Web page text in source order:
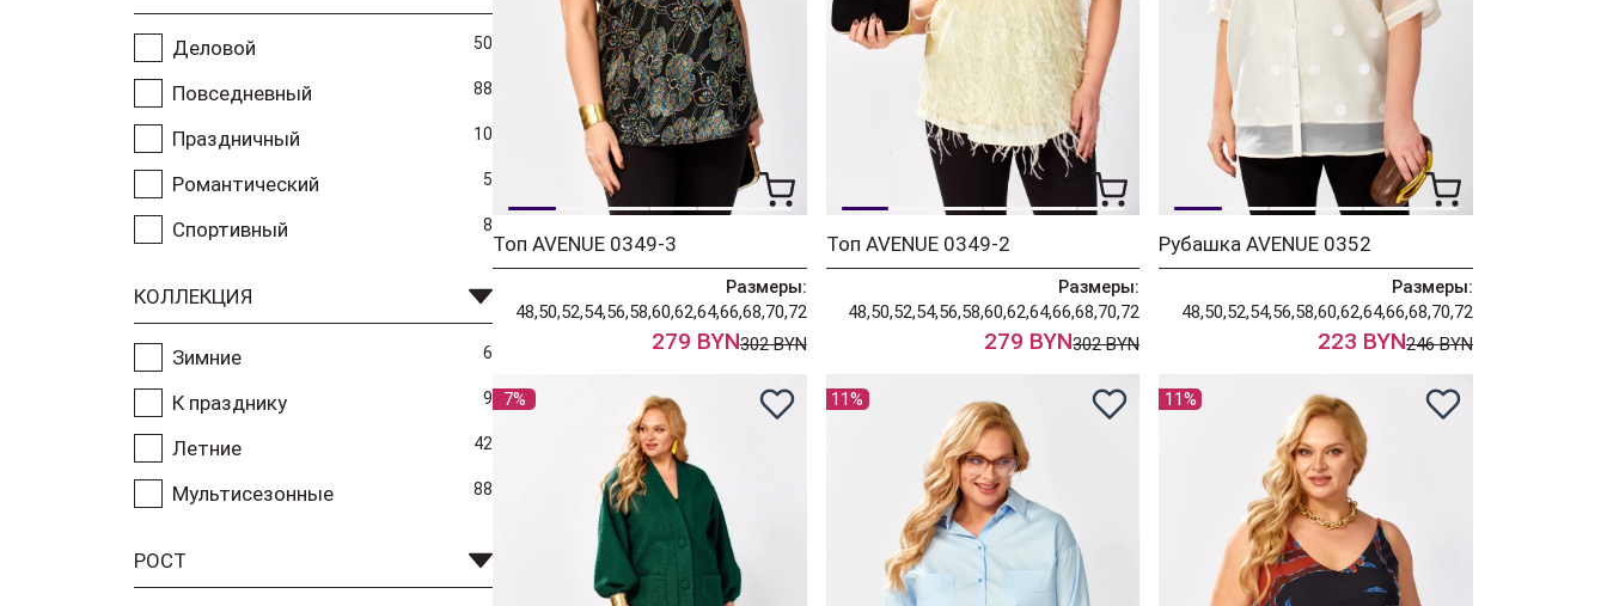
Деловой 50
Повседневный 88
Праздничный 10
Романтический 5
Спортивный 8
КОЛЛЕКЦИЯ
Зимние 6
К празднику 9
Летние 42
Мультисезонные 88
РОСТ
Топ AVENUE 0349-3
Размеры:
48,50,52,54,56,58,60,62,64,66,68,70,72
279 BYN302 BYN
Топ AVENUE 0349-2
Размеры:
48,50,52,54,56,58,60,62,64,66,68,70,72
279 BYN302 BYN
Рубашка AVENUE 0352
Размеры:
48,50,52,54,56,58,60,62,64,66,68,70,72
223 BYN246 BYN
7% 11% 11%